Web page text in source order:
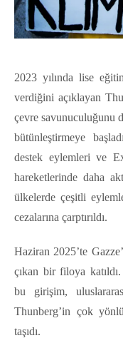
2023 yılında lise
verdiğini açıklayan
çevre savunuculuğunu
bütünleştirmeye
destek eylemleri ve
hareketlerinde daha
ülkelerde çeşitli
cezalarına çarptırıldı.
Haziran 2025’te
çıkan bir filoya
bu girişim,
Thunberg’in çok
taşıdı.